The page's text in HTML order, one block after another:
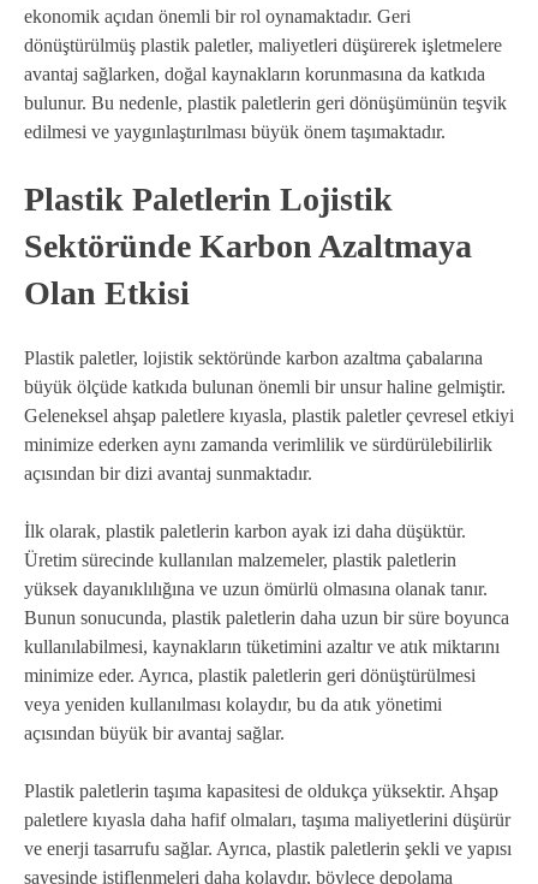
ekonomik açıdan önemli bir rol oynamaktadır. Geri
dönüştürülmüş plastik paletler, maliyetleri düşürerek işletmelere
avantaj sağlarken, doğal kaynakların korunmasına da katkıda
bulunur. Bu nedenle, plastik paletlerin geri dönüşümünün teşvik
edilmesi ve yaygınlaştırılması büyük önem taşımaktadır.
Plastik Paletlerin Lojistik
Sektöründe Karbon Azaltmaya
Olan Etkisi
Plastik paletler, lojistik sektöründe karbon azaltma çabalarına
büyük ölçüde katkıda bulunan önemli bir unsur haline gelmiştir.
Geleneksel ahşap paletlere kıyasla, plastik paletler çevresel etkiyi
minimize ederken aynı zamanda verimlilik ve sürdürülebilirlik
açısından bir dizi avantaj sunmaktadır.
İlk olarak, plastik paletlerin karbon ayak izi daha düşüktür.
Üretim sürecinde kullanılan malzemeler, plastik paletlerin
yüksek dayanıklılığına ve uzun ömürlü olmasına olanak tanır.
Bunun sonucunda, plastik paletlerin daha uzun bir süre boyunca
kullanılabilmesi, kaynakların tüketimini azaltır ve atık miktarını
minimize eder. Ayrıca, plastik paletlerin geri dönüştürülmesi
veya yeniden kullanılması kolaydır, bu da atık yönetimi
açısından büyük bir avantaj sağlar.
Plastik paletlerin taşıma kapasitesi de oldukça yüksektir. Ahşap
paletlere kıyasla daha hafif olmaları, taşıma maliyetlerini düşürür
ve enerji tasarrufu sağlar. Ayrıca, plastik paletlerin şekli ve yapısı
sayesinde istiflenmeleri daha kolaydır, böylece depolama